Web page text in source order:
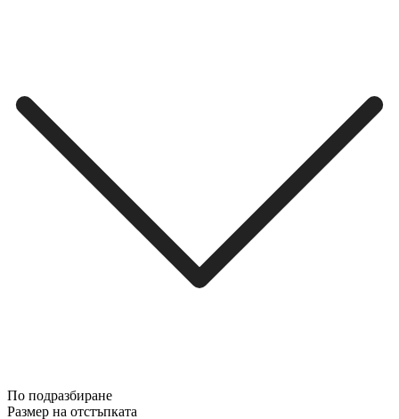
По подразбиране
Размер на отстъпката